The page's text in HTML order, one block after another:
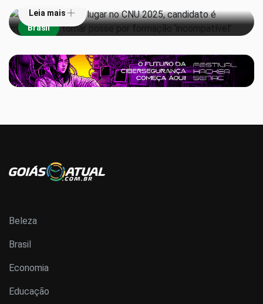
Brasil
Leia mais
Beleza
Brasil
Economia
Educação